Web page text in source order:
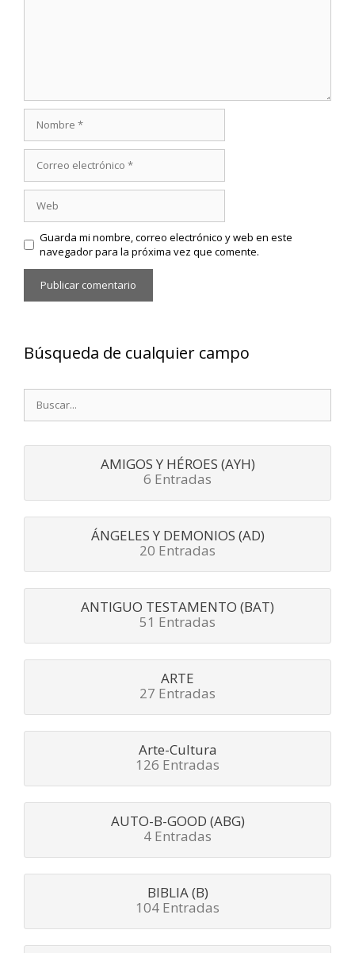
electrónico
Guarda mi nombre, correo electrónico y web en este
navegador para la próxima vez que comente.
Búsqueda de cualquier campo
Buscar:
AMIGOS Y HÉROES (AYH)
6 Entradas
ÁNGELES Y DEMONIOS (AD)
20 Entradas
ANTIGUO TESTAMENTO (BAT)
51 Entradas
ARTE
27 Entradas
Arte-Cultura
126 Entradas
AUTO-B-GOOD (ABG)
4 Entradas
BIBLIA (B)
104 Entradas